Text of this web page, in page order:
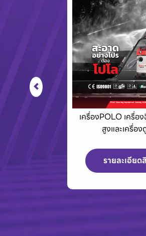
เครื่องPOLO เครื่องฉีดน้ำแรงดัน
รายละเอียดสินค้า